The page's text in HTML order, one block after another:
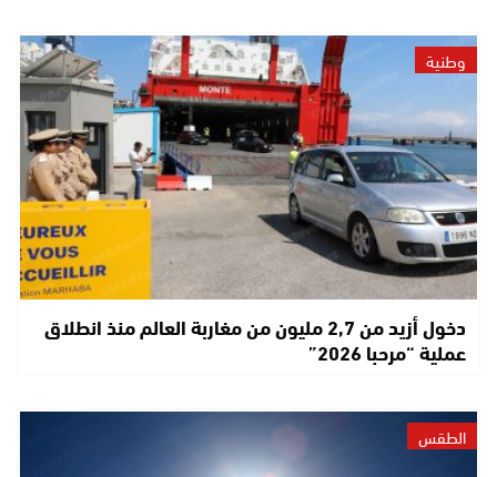
وطنية
دخول أزيد من 2,7 مليون من مغاربة العالم منذ انطلاق
عملية “مرحبا 2026”
الطقس